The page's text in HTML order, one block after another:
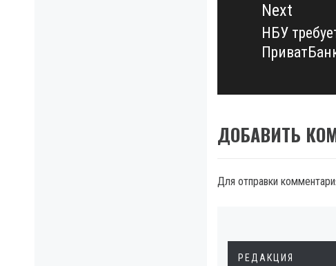
Next
Next
post:
НБУ
ДОБАВИТЬ
Для отправки
РЕДАКЦИЯ